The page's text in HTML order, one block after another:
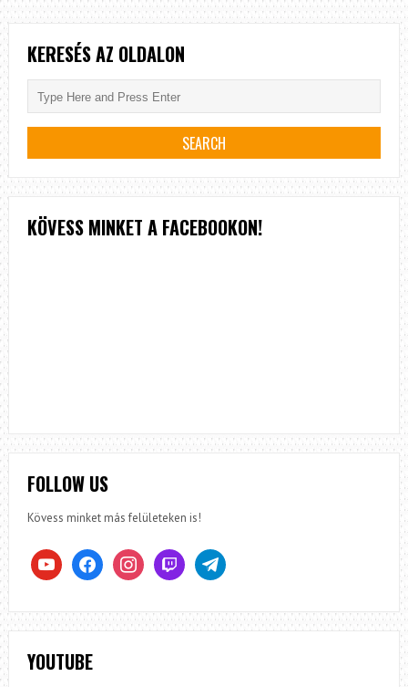
KERESÉS AZ OLDALON
KÖVESS MINKET A FACEBOOKON!
FOLLOW US
Kövess minket más felületeken is!
youtube facebookinstagramtwitch telegram
YOUTUBE